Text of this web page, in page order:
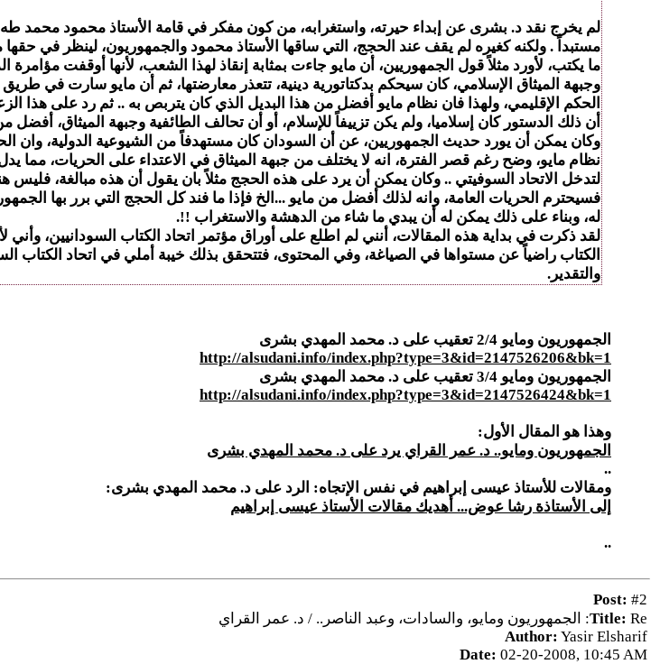
لم يخرج نقد د. بشرى عن إبداء حيرته، واستغرابه، من كون مفكر في قامة الأستاذ محمود محمد طه
مستبداً . ولكنه كغيره لم يقف عند الحجج، التي ساقها الأستاذ محمود والجمهوريون، لينظر في
ما يكتب، لأورد مثلاً قول الجمهوريين، أن مايو جاءت بمثابة إنقاذ لهذا الشعب، لأنها أوقفت
وجبهة الميثاق الإسلامي، كان سيحكم بدكتاتورية دينية، تتعذر معارضتها، ثم أن مايو سارت في
الحكم الإقليمي، ولهذا فان نظام مايو أفضل من هذا البديل الذي كان يتربص به .. ثم رد على هذا
أن ذلك الدستور كان إسلاميا، ولم يكن تزييفاً للإسلام، أو أن تحالف الطائفية وجبهة الميثاق،
وكان يمكن أن يورد حديث الجمهوريين، عن أن السودان كان مستهدفاً من الشيوعية الدولية،
نظام مايو، وضح رغم قصر الفترة، انه لا يختلف من جبهة الميثاق في الاعتداء على الحريات، مما
لتدخل الاتحاد السوفيتي .. وكان يمكن أن يرد على هذه الحجج مثلاً بان يقول أن هذه مبالغة،
فسيحترم الحريات العامة، وانه لذلك أفضل من مايو ...الخ فإذا ما فند كل الحجج التي برر بها
له، وبناء على ذلك يمكن له أن يبدي ما شاء من الدهشة والاستغراب !!.
لقد ذكرت في بداية هذه المقالات، أنني لم اطلع على أوراق مؤتمر اتحاد الكتاب السودانيين، وأني
الكتاب راضياً عن مستواها في الصياغة، وفي المحتوى، فتتحقق بذلك خيبة أملي في اتحاد الكتاب
والتقدير.
الجمهوريون ومايو 2/4 تعقيب على د. محمد المهدي بشرى
http://alsudani.info/index.php?type=3&id=2147526206&bk=1
الجمهوريون ومايو 3/4 تعقيب على د. محمد المهدي بشرى
http://alsudani.info/index.php?type=3&id=2147526424&bk=1
وهذا هو المقال الأول:
الجمهوريون ومايو.. د. عمر القراي يرد على د. محمد المهدي بشرى
..
ومقالات للأستاذ عيسى إبراهيم في نفس الإتجاه: الرد على د. محمد المهدي بشرى:
إلى الأستاذة رشا عوض... أهديك مقالات الأستاذ عيسى إبراهيم
..
Post: #2
Title: Re: الجمهوريون ومايو، والسادات، وعبد الناصر.. / د. عمر القراي
Author: Yasir Elsharif
Date: 02-20-2008, 10:45 AM